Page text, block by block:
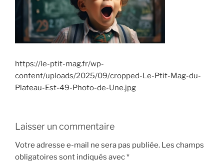
https://le-ptit-mag.fr/wp-
content/uploads/2025/09/cropped-Le-Ptit-Mag-du-
Plateau-Est-49-Photo-de-Une.jpg
Laisser un commentaire
Votre adresse e-mail ne sera pas publiée. Les champs
obligatoires sont indiqués avec*